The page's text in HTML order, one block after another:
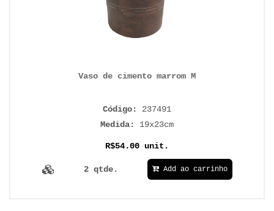
Vaso de cimento marrom M
Código: 237491
Medida: 19x23cm
R$54.00 unit.
2 qtde. Add ao carrinho